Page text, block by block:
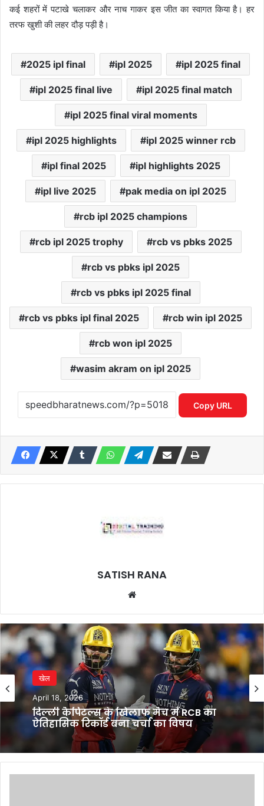
कई शहरों में पटाखे चलाकर और नाच गाकर इस जीत का स्वागत किया है। हर
तरफ खुशी की लहर दौड़ पड़ी है।
2025 ipl final ipl 2025 ipl 2025 final
ipl 2025 final live ipl 2025 final match
ipl 2025 final viral moments
ipl 2025 highlights ipl 2025 winner rcb
ipl final 2025 ipl highlights 2025
ipl live 2025 pak media on ipl 2025
rcb ipl 2025 champions
rcb ipl 2025 trophy rcb vs pbks 2025
rcb vs pbks ipl 2025
rcb vs pbks ipl 2025 final
rcb vs pbks ipl final 2025 rcb win ipl 2025
rcb won ipl 2025
wasim akram on ipl 2025
Copy URL
SATISH RANA
खेल
April 18, 2026
दिल्ली कैपिटल्स के खिलाफ मैच में RCB का
ऐतिहासिक रिकॉर्ड बना चर्चा का विषय